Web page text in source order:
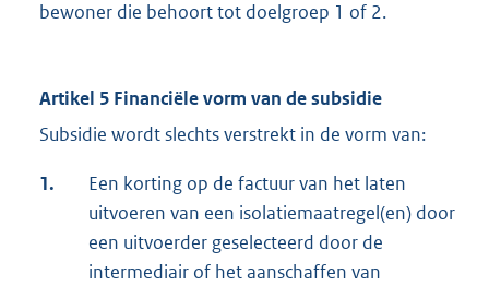
bewoner die behoort tot doelgroep 1 of 2.
Artikel 5 Financiële vorm van de subsidie
Subsidie wordt slechts verstrekt in de vorm van:
1.
Een korting op de factuur van het laten
uitvoeren van een isolatiemaatregel(en) door
een uitvoerder geselecteerd door de
intermediair of het aanschaffen van